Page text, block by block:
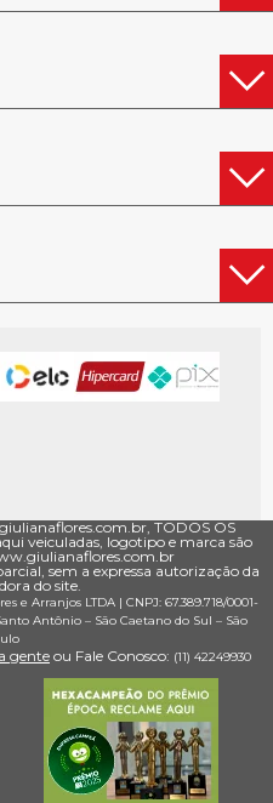
TODOS OS
veiculadas, logotipo e marca são
sem a expressa autorização da
do site.
e Arranjos LTDA | CNPJ: 67.389.718/0001­
Antônio – São Caetano do Sul – São
gente ou Fale Conosco: (11) 4224­9930